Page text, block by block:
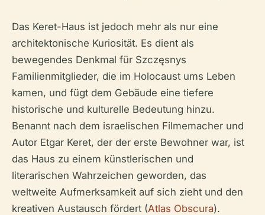
Das Keret-Haus ist jedoch mehr als nur eine
architektonische Kuriosität. Es dient als
bewegendes Denkmal für Szczęsnys
Familienmitglieder, die im Holocaust ums Leben
kamen, und fügt dem Gebäude eine tiefere
historische und kulturelle Bedeutung hinzu.
Benannt nach dem israelischen Filmemacher und
Autor Etgar Keret, der der erste Bewohner war, ist
das Haus zu einem künstlerischen und
literarischen Wahrzeichen geworden, das
weltweite Aufmerksamkeit auf sich zieht und den
kreativen Austausch fördert (Atlas Obscura).